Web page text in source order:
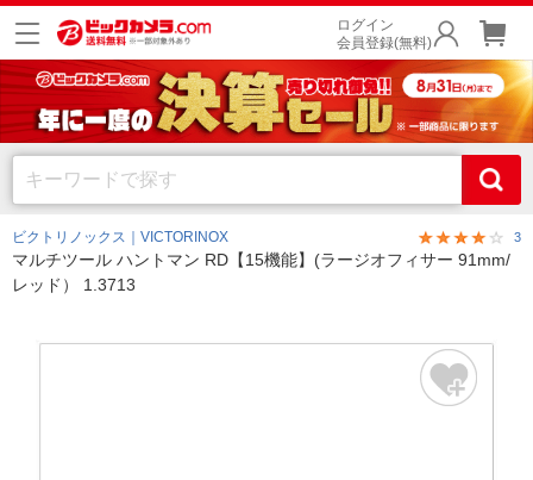
ログイン
会員登録(無料)
ビクトリノックス｜VICTORINOX 3
マルチツール ハントマン RD【15機能】(ラージオフィサー 91mm/
レッド） 1.3713